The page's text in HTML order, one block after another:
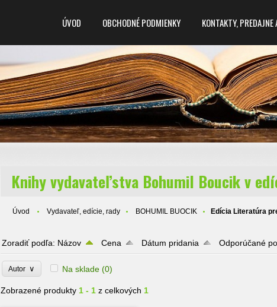
ÚVOD OBCHODNÉ PODMIENKY KONTAKTY, PREDAJNE
Knihy vydavateľstva Bohumil Boucik v
Úvod Vydavateľ, edície, rady BOHUMIL BUOCIK Edícia Literatúra
Zoradiť podľa: Názov Cena Dátum pridania Odporúčané
Autor ∨ Na sklade (0)
Zobrazené produkty 1 - 1 z celkových 1